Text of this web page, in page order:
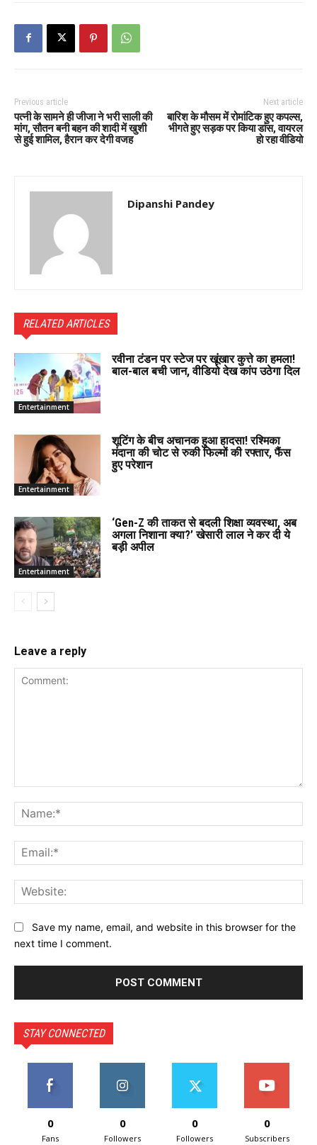
Previous article
पत्नी के सामने ही जीजा ने भरी साली की
मांग, सौतन बनी बहन की शादी में खुशी
से हुई शामिल, हैरान कर देगी वजह
Next article
बारिश के मौसम में रोमांटिक हुए कपल्स,
भीगते हुए सड़क पर किया डांस, वायरल
हो रहा वीडियो
Dipanshi Pandey
RELATED ARTICLES
Entertainment
रवीना टंडन पर स्टेज पर खूंखार कुत्ते का हमला!
बाल-बाल बची जान, वीडियो देख कांप उठेगा दिल
Entertainment
शूटिंग के बीच अचानक हुआ हादसा! रश्मिका
मंदाना की चोट से रुकी फिल्मों की रफ्तार, फैंस
हुए परेशान
Entertainment
‘Gen-Z की ताकत से बदली शिक्षा व्यवस्था, अब
अगला निशाना क्या?’ खेसारी लाल ने कर दी ये
बड़ी अपील
Leave a reply
Save my name, email, and website in this browser for the
next time I comment.
STAY CONNECTED
0
Fans
0
Followers
0
Followers
0
Subscribers